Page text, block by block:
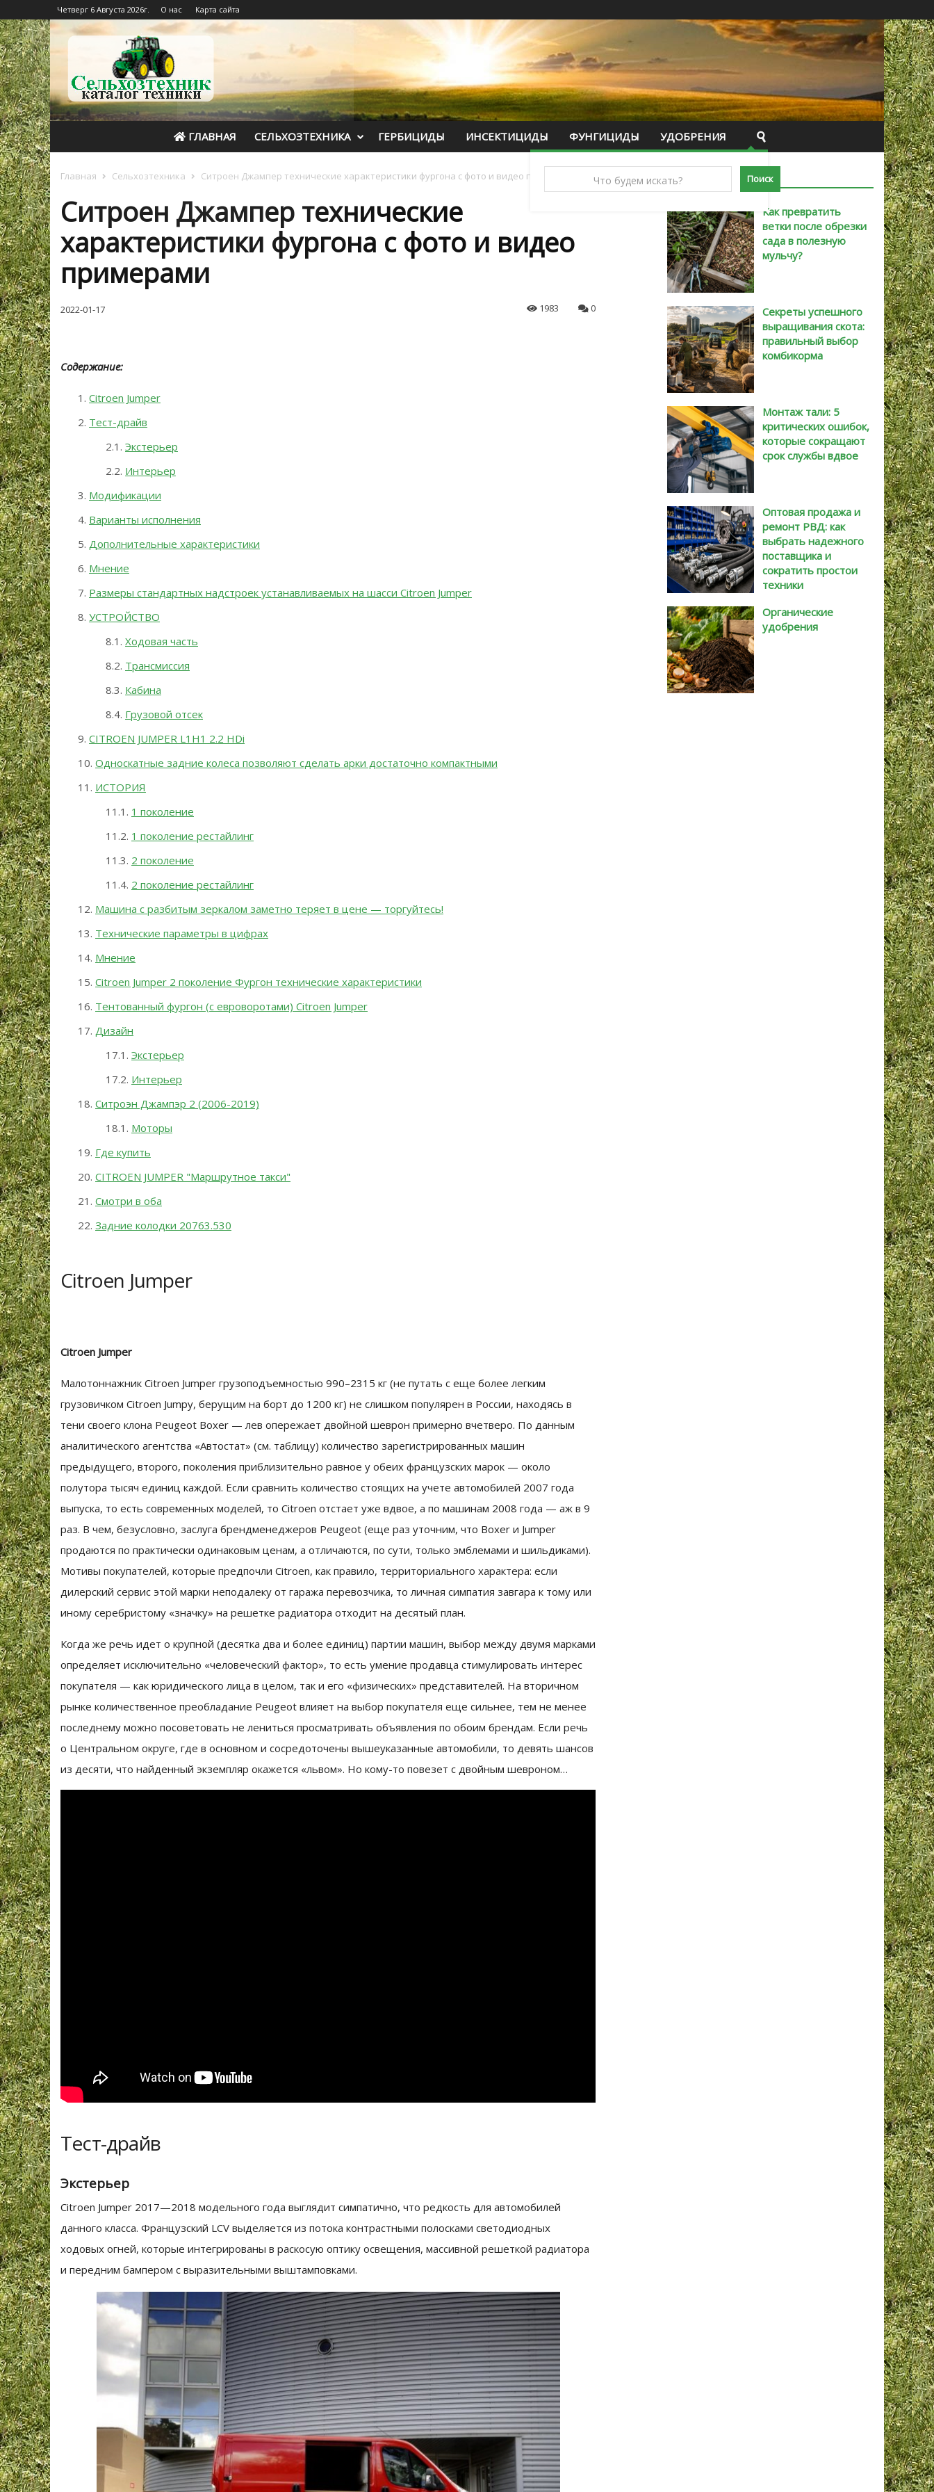
Четверг 6 Августа 2026г. О нас Карта сайта
ГЛАВНАЯ СЕЛЬХОЗТЕХНИКА ГЕРБИЦИДЫ ИНСЕКТИЦИДЫ ФУНГИЦИДЫ УДОБРЕНИЯ
Главная Сельхозтехника Ситроен Джампер технические характеристики фургона с фото и видео примерами
Ситроен Джампер технические
характеристики фургона с фото и видео
примерами
2022-01-17 1983 0
Содержание:
Citroen Jumper
Тест-драйв
Экстерьер
Интерьер
Модификации
Варианты исполнения
Дополнительные характеристики
Мнение
Размеры стандартных надстроек устанавливаемых на шасси Citroen Jumper
УСТРОЙСТВО
Ходовая часть
Трансмиссия
Кабина
Грузовой отсек
CITROEN JUMPER L1H1 2.2 HDi
Односкатные задние колеса позволяют сделать арки достаточно компактными
ИСТОРИЯ
1 поколение
1 поколение рестайлинг
2 поколение
2 поколение рестайлинг
Машина с разбитым зеркалом заметно теряет в цене — торгуйтесь!
Технические параметры в цифрах
Мнение
Citroen Jumper 2 поколение Фургон технические характеристики
Тентованный фургон (с евроворотами) Citroen Jumper
Дизайн
Экстерьер
Интерьер
Ситроэн Джампэр 2 (2006-2019)
Моторы
Где купить
CITROEN JUMPER "Маршрутное такси"
Смотри в оба
Задние колодки 20763.530
Citroen Jumper
Citroen Jumper
Малотоннажник Citroen Jumper грузоподъемностью 990–2315 кг (не путать с еще более легким
грузовичком Citroen Jumpy, берущим на борт до 1200 кг) не слишком популярен в России, находясь в
тени своего клона Peugeot Boxer — лев опережает двойной шеврон примерно вчетверо. По данным
аналитического агентства «Автостат» (см. таблицу) количество зарегистрированных машин
предыдущего, второго, поколения приблизительно равное у обеих французских марок — около
полутора тысяч единиц каждой. Если сравнить количество стоящих на учете автомобилей 2007 года
выпуска, то есть современных моделей, то Citroen отстает уже вдвое, а по машинам 2008 года — аж в 9
раз. В чем, безусловно, заслуга брендменеджеров Peugeot (еще раз уточним, что Boxer и Jumper
продаются по практически одинаковым ценам, а отличаются, по сути, только эмблемами и шильдиками).
Мотивы покупателей, которые предпочли Citroen, как правило, территориального характера: если
дилерский сервис этой марки неподалеку от гаража перевозчика, то личная симпатия завгара к тому или
иному серебристому «значку» на решетке радиатора отходит на десятый план.
Когда же речь идет о крупной (десятка два и более единиц) партии машин, выбор между двумя марками
определяет исключительно «человеческий фактор», то есть умение продавца стимулировать интерес
покупателя — как юридического лица в целом, так и его «физических» представителей. На вторичном
рынке количественное преобладание Peugeot влияет на выбор покупателя еще сильнее, тем не менее
последнему можно посоветовать не лениться просматривать объявления по обоим брендам. Если речь
о Центральном округе, где в основном и сосредоточены вышеуказанные автомобили, то девять шансов
из десяти, что найденный экземпляр окажется «львом». Но кому-то повезет с двойным шевроном…
Тест-драйв
Экстерьер
Citroen Jumper 2017—2018 модельного года выглядит симпатично, что редкость для автомобилей
данного класса. Французский LCV выделяется из потока контрастными полосками светодиодных
ходовых огней, которые интегрированы в раскосую оптику освещения, массивной решеткой радиатора
и передним бампером с выразительными выштамповками.
САМЫЕ НОВЫЕ
Как превратить
ветки после обрезки
сада в полезную
мульчу?
Секреты успешного
выращивания скота:
правильный выбор
комбикорма
Монтаж тали: 5
критических ошибок,
которые сокращают
срок службы вдвое
Оптовая продажа и
ремонт РВД: как
выбрать надежного
поставщика и
сократить простои
техники
Органические
удобрения